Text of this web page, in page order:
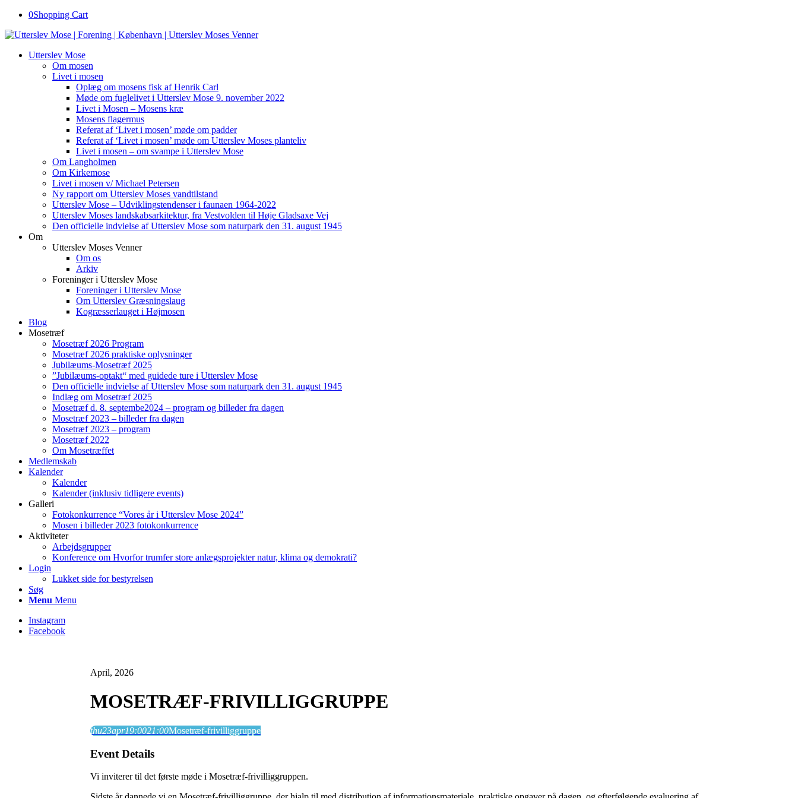
0Shopping Cart
Utterslev Mose
Om mosen
Livet i mosen
Oplæg om mosens fisk af Henrik Carl
Møde om fuglelivet i Utterslev Mose 9. november 2022
Livet i Mosen – Mosens kræ
Mosens flagermus
Referat af ‘Livet i mosen’ møde om padder
Referat af ‘Livet i mosen’ møde om Utterslev Moses planteliv
Livet i mosen – om svampe i Utterslev Mose
Om Langholmen
Om Kirkemose
Livet i mosen v/ Michael Petersen
Ny rapport om Utterslev Moses vandtilstand
Utterslev Mose – Udviklingstendenser i faunaen 1964-2022
Utterslev Moses landskabsarkitektur, fra Vestvolden til Høje Gladsaxe Vej
Den officielle indvielse af Utterslev Mose som naturpark den 31. august 1945
Om
Utterslev Moses Venner
Om os
Arkiv
Foreninger i Utterslev Mose
Foreninger i Utterslev Mose
Om Utterslev Græsningslaug
Kogræsserlauget i Højmosen
Blog
Mosetræf
Mosetræf 2026 Program
Mosetræf 2026 praktiske oplysninger
Jubilæums-Mosetræf 2025
”Jubilæums-optakt“ med guidede ture i Utterslev Mose
Den officielle indvielse af Utterslev Mose som naturpark den 31. august 1945
Indlæg om Mosetræf 2025
Mosetræf d. 8. septembe2024 – program og billeder fra dagen
Mosetræf 2023 – billeder fra dagen
Mosetræf 2023 – program
Mosetræf 2022
Om Mosetræffet
Medlemskab
Kalender
Kalender
Kalender (inklusiv tidligere events)
Galleri
Fotokonkurrence “Vores år i Utterslev Mose 2024”
Mosen i billeder 2023 fotokonkurrence
Aktiviteter
Arbejdsgrupper
Konference om Hvorfor trumfer store anlægsprojekter natur, klima og demokrati?
Login
Lukket side for bestyrelsen
Søg
Menu Menu
Instagram
Facebook
April, 2026
MOSETRÆF-FRIVILLIGGRUPPE
thu23apr19:0021:00Mosetræf-frivilliggruppe
Event Details
Vi inviterer til det første møde i Mosetræf-frivilliggruppen.